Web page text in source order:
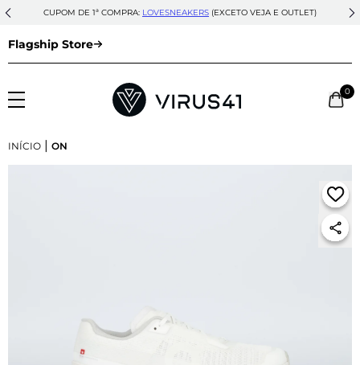
CUPOM DE 1ª COMPRA: LOVESNEAKERS (EXCETO VEJA E OUTLET)
Flagship Store
0
INÍCIO | ON